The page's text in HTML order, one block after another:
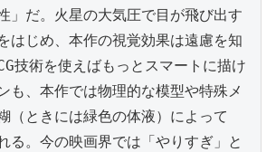
」だ。火星の大気圧で目が飛び出す
はじめ、本作の視覚効果は遠慮を知
技術を使えばもっとスマートに描け
も、本作では物理的な模型や特殊メ
（ときには緑色の体液）によって
る。今の映画界では「やりすぎ」と